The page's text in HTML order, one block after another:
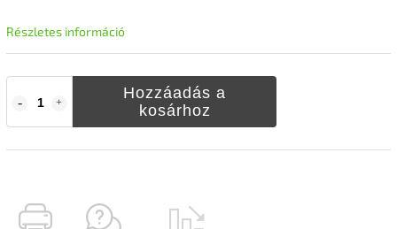
Hozzáadás a
kosárhoz
Részletes információ